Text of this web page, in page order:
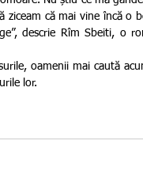
ziceam că mai vine încă o
descrie Rîm Sbeiti, o
lor.